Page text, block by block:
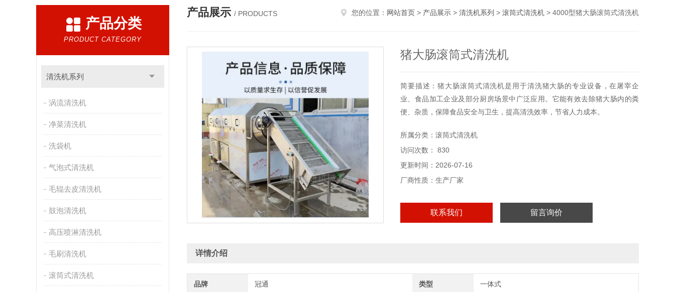
产品分类
PRODUCT CATEGORY
清洗机系列
涡流清洗机
净菜清洗机
洗袋机
气泡式清洗机
毛辊去皮清洗机
鼓泡清洗机
高压喷淋清洗机
毛刷清洗机
滚筒式清洗机
产品展示 / PRODUCTS 您的位置： 网站首页 > 产品展示 > 清洗机系列 > 滚筒式清洗机 > 4000型猪大肠滚筒式清洗机
猪大肠滚筒式清洗机
简要描述：猪大肠滚筒式清洗机是用于清洗猪大肠的专业设备，在屠宰企
业、食品加工企业及部分厨房场景中广泛应用。它能有效去除猪大肠内的粪
便、杂质，保障食品安全与卫生，提高清洗效率，节省人力成本。
所属分类：滚筒式清洗机
访问次数： 830
更新时间：2026-07-16
厂商性质：生产厂家
联系我们 留言询价
详情介绍
品牌 冠通 类型 一体式